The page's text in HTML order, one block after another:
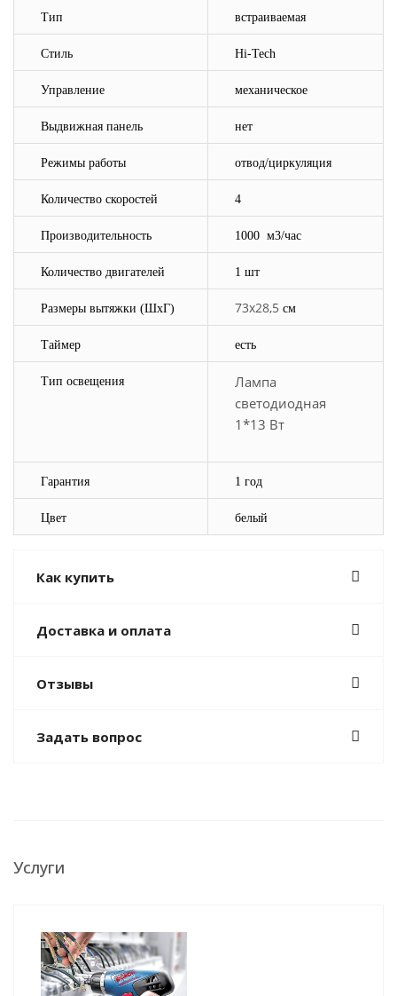
Тип встраиваемая
Стиль Hi-Tech
Управление механическое
Выдвижная панель нет
Режимы работы отвод/циркуляция
Количество скоростей 4
Производительность 1000 м3/час
Количество двигателей 1 шт
Размеры вытяжки (ШхГ) 73х28,5 см
Таймер есть
Тип освещения
Лампа
светодиодная
1*13 Вт
Гарантия 1 год
Цвет белый
Как купить
Доставка и оплата
Отзывы
Задать вопрос
Услуги